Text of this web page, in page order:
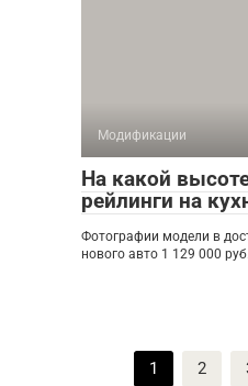
Модификации
На какой
рейлинги на
Фотографии модели в
нового авто 1 129 000
1 2